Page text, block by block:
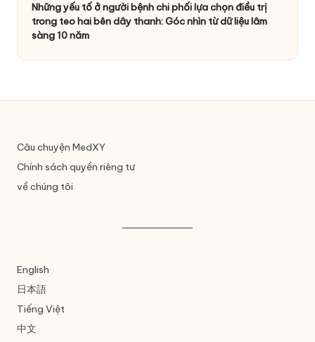
Những yếu tố ở người bệnh chi phối lựa chọn điều trị
trong teo hai bên dây thanh: Góc nhìn từ dữ liệu lâm
sàng 10 năm
Câu chuyện MedXY
Chính sách quyền riêng tư
về chúng tôi
English
日本語
Tiếng Việt
中文